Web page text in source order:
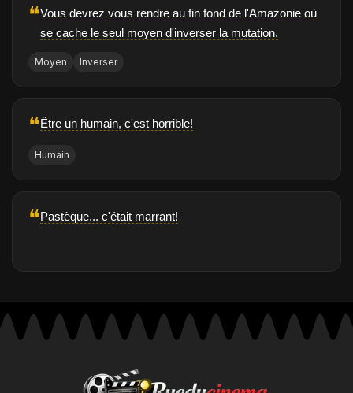
❝Vous devrez vous rendre au fin fond de l'Amazonie où
se cache le seul moyen d'inverser la mutation.
Moyen Inverser
❝Être un humain, c'est horrible!
Humain
❝Pastèque... c'était marrant!